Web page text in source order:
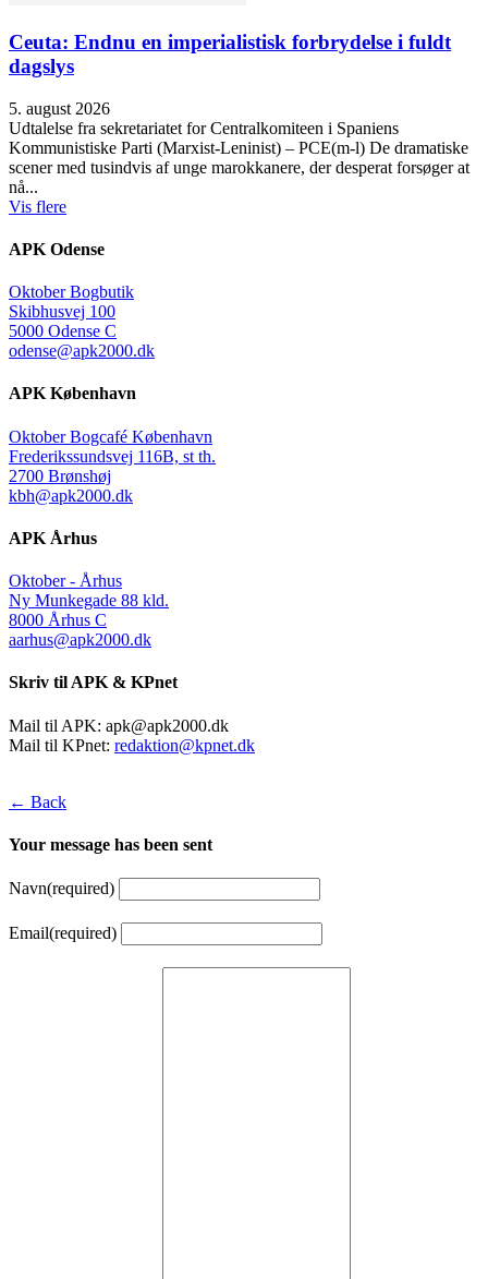
Ceuta: Endnu en imperialistisk forbrydelse i fuldt
dagslys
5. august 2026
Udtalelse fra sekretariatet for Centralkomiteen i Spaniens
Kommunistiske Parti (Marxist-Leninist) – PCE(m-l) De dramatiske
scener med tusindvis af unge marokkanere, der desperat forsøger at
nå...
Vis flere
APK Odense
Oktober Bogbutik
Skibhusvej 100
5000 Odense C
odense@apk2000.dk
APK København
Oktober Bogcafé København
Frederikssundsvej 116B, st th.
2700 Brønshøj
kbh@apk2000.dk
APK Århus
Oktober - Århus
Ny Munkegade 88 kld.
8000 Århus C
aarhus@apk2000.dk
Skriv til APK & KPnet
Mail til APK: apk@apk2000.dk
Mail til KPnet: redaktion@kpnet.dk
← Back
Your message has been sent
Navn(required)
Email(required)